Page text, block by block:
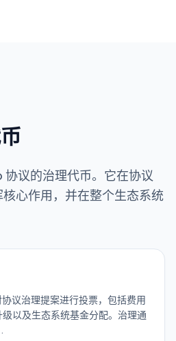
议的治理代币。它在协议
心作用，并在整个生态系统
议治理提案进行投票，包括费用
以及生态系统基金分配。治理通